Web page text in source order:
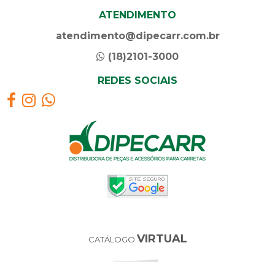
ATENDIMENTO
atendimento@dipecarr.com.br
(18)2101-3000
REDES SOCIAIS
CATÁLOGO VIRTUAL